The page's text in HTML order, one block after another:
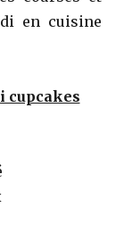
en cuisine
cupcakes